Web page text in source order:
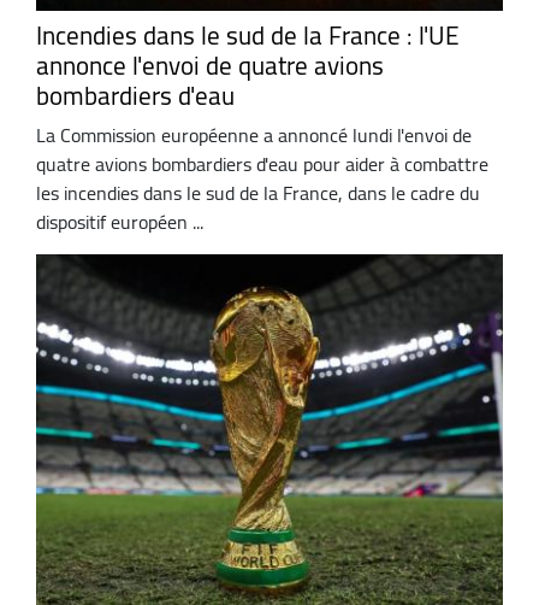
Incendies dans le sud de la France : l'UE
annonce l'envoi de quatre avions
bombardiers d'eau
La Commission européenne a annoncé lundi l'envoi de
quatre avions bombardiers d'eau pour aider à combattre
les incendies dans le sud de la France, dans le cadre du
dispositif européen ...